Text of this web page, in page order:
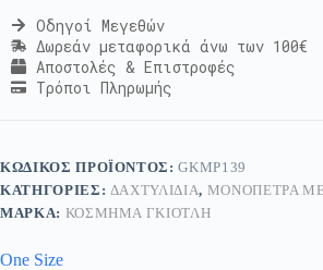
Οδηγοί Μεγεθών
Δωρεάν μεταφορικά άνω των 100€
Αποστολές & Επιστροφές
Τρόποι Πληρωμής
ΚΩΔΙΚΌΣ ΠΡΟΪΌΝΤΟΣ:GKMP139
ΚΑΤΗΓΟΡΊΕΣ: ΔΑΧΤΥΛΊΔΙΑ, ΜΟΝΌΠΕΤΡΑ
ΜΆΡΚΑ: ΚΟΣΜΗΜΑ ΓΚΙΟΤΛΗ
One Size